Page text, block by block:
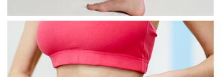
جراحة السمنة